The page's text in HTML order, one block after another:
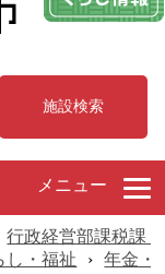
施設検索
メニュー
行政経営部課税課
し・福祉 › 年金・